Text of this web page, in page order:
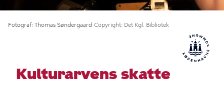
Fotograf Thomas Søndergaard Copyright Det Kgl. Bibliotek
Kulturarvens skatte